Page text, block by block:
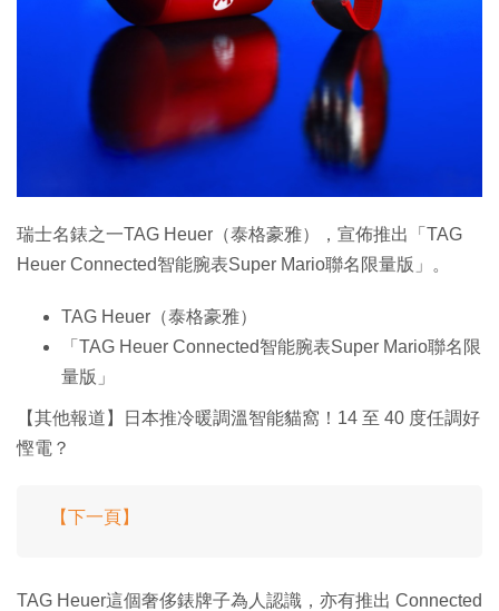
Enterprise Digital Transformation
瑞士名錶之一TAG Heuer（泰格豪雅），宣佈推出「TAG
Heuer Connected智能腕表Super Mario聯名限量版」。
TAG Heuer（泰格豪雅）
「TAG Heuer Connected智能腕表Super Mario聯名限
量版」
【其他報道】日本推冷暖調溫智能貓窩！14 至 40 度任調好
慳電？
【下一頁】
TAG Heuer這個奢侈錶牌子為人認識，亦有推出 Connected